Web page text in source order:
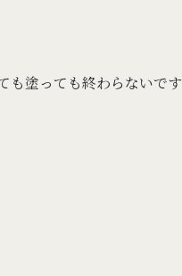
も塗っても終わらないです